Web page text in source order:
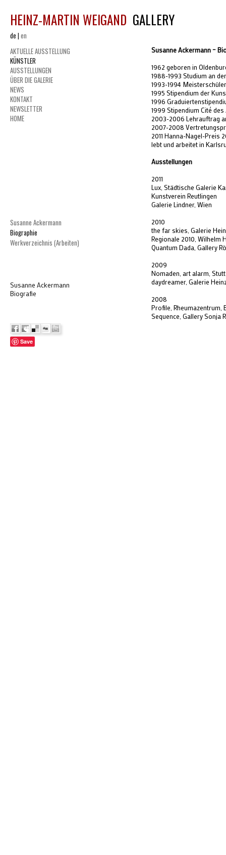
HEINZ-MARTIN WEIGAND GALLERY
de |en
AKTUELLE AUSSTELLUNG
KÜNSTLER
AUSSTELLUNGEN
ÜBER DIE GALERIE
NEWS
KONTAKT
NEWSLETTER
HOME
Susanne Ackermann
Biographie
Werkverzeichnis (Arbeiten)
Susanne Ackermann
Biografie
Save
Susanne Ackermann –
1962 geboren in
1988-1993 Studium an
1993-1994
1995 Stipendium der
1996
1999 Stipendium Cité
2003-2006 Lehrauftrag
2007-2008
2011 Hanna-Nagel-Preis
lebt und arbeitet in
Ausstellungen
2011
Lux, Städtische Galerie
Kunstverein Reutlingen
Galerie Lindner, Wien
2010
the far skies, Galerie
Regionale 2010, Wilhelm
Quantum Dada, Gallery
2009
Nomaden, art alarm,
daydreamer, Galerie
2008
Profile, Rheumazentrum,
Sequence, Gallery Sonja